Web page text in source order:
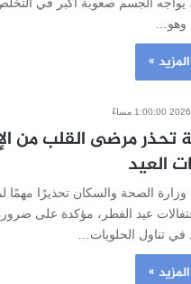
وهو…
»
مساءً
تحذر مرضى القلب من
العيد
الصحة والسكان تحذيرًا مهمًا
عيد الفطر، مؤكدة على
في تناول الحلويات…
»